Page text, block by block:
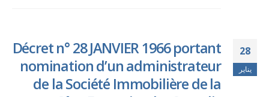
28
يناير
Décret n° 28 JANVIER 1966 portant
nomination d’un administrateur
de la Société Immobilière de la